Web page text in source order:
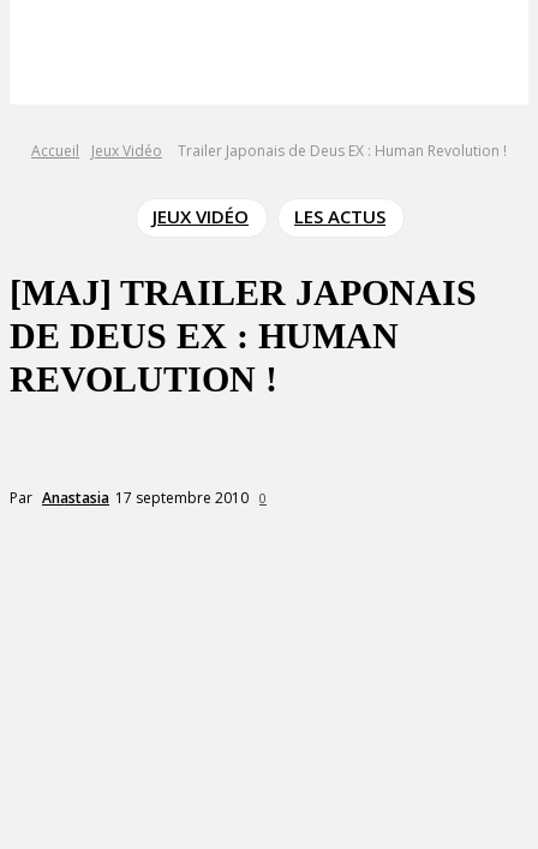
Accueil Jeux Vidéo Trailer Japonais de Deus EX : Human Revolution !
JEUX VIDÉO LES ACTUS
[MAJ] TRAILER JAPONAIS
DE DEUS EX : HUMAN
REVOLUTION !
Par Anastasia 17 septembre 2010 0